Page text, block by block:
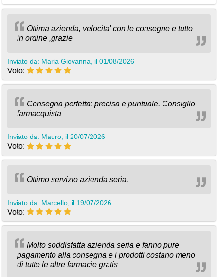
Ottima azienda, velocita' con le consegne e tutto
in ordine ,grazie
Inviato da: Maria Giovanna, il 01/08/2026
Voto:
Consegna perfetta: precisa e puntuale. Consiglio
farmacquista
Inviato da: Mauro, il 20/07/2026
Voto:
Ottimo servizio azienda seria.
Inviato da: Marcello, il 19/07/2026
Voto:
Molto soddisfatta azienda seria e fanno pure
pagamento alla consegna e i prodotti costano meno
di tutte le altre farmacie gratis